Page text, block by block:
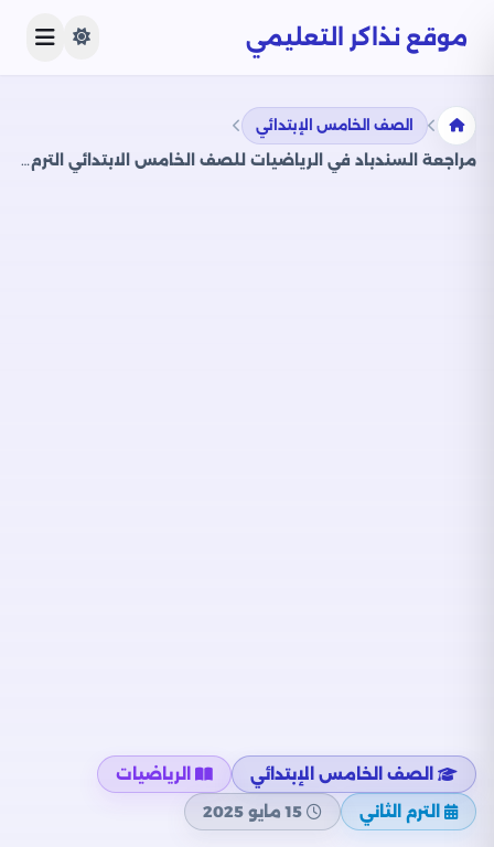
موقع نذاكر التعليمي
الصف الخامس الإبتدائي
مراجعة السندباد في الرياضيات للصف الخامس الابتدائي الترم الثاني PDF بالاجابات
الصف الخامس الإبتدائي
الرياضيات
الترم الثاني
15 مايو 2025